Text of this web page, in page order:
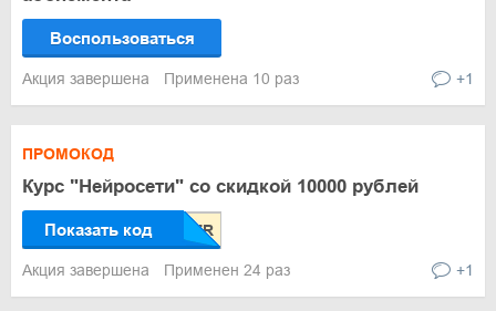
Воспользоваться
Акция завершена Применена 10 раз +1
ПРОМОКОД
Курс "Нейросети" со скидкой 10000 рублей
Показать код
Акция завершена Применен 24 раз +1